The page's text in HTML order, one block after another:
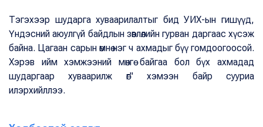
Тэгэхээр шударга хуваарилалтыг бид УИХ-ын гишүүд,
Үндэсний аюулгүй байдлын зөвлөлийн гурван даргаас хүсэж
байна. Цагаан сарын өмнө нэг ч ахмадыг бүү гомдоогоосой.
Хэрэв ийм хэмжээний мөнгө байгаа бол бүх ахмадад
шударгаар хуваарилж өг" хэмээн байр сууриа
илэрхийллээ.